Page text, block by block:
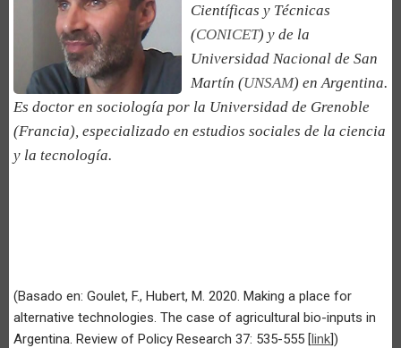
Científicas y Técnicas
(CONICET) y de la
Universidad Nacional de San
Martín (UNSAM) en Argentina.
Es doctor en sociología por la Universidad de Grenoble
(Francia), especializado en estudios sociales de la ciencia
y la tecnología.
(Basado en: Goulet, F., Hubert, M. 2020. Making a place for
alternative technologies. The case of agricultural bio-inputs in
Argentina. Review of Policy Research 37: 535-555 [link])